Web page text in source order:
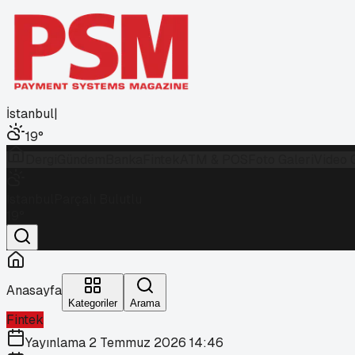
İstanbul|
19°
Anasayfa
Kategoriler Arama
Fintek
Yayınlama 2 Temmuz 2026 14:46